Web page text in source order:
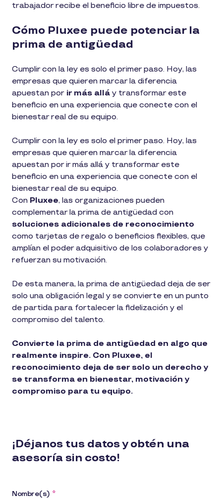
trabajador recibe el beneficio libre de impuestos.
Cómo Pluxee puede potenciar la
prima de antigüedad
Cumplir con la ley es solo el primer paso. Hoy, las
empresas que quieren marcar la diferencia
apuestan por ir más allá y transformar este
beneficio en una experiencia que conecte con el
bienestar real de su equipo.
Cumplir con la ley es solo el primer paso. Hoy, las
empresas que quieren marcar la diferencia
apuestan por ir más allá y transformar este
beneficio en una experiencia que conecte con el
bienestar real de su equipo.
Con Pluxee, las organizaciones pueden
complementar la prima de antigüedad con
soluciones adicionales de reconocimiento
como tarjetas de regalo o beneficios flexibles, que
amplían el poder adquisitivo de los colaboradores y
refuerzan su motivación.
De esta manera, la prima de antigüedad deja de ser
solo una obligación legal y se convierte en un punto
de partida para fortalecer la fidelización y el
compromiso del talento.
Convierte la prima de antigüedad en algo que
realmente inspire. Con Pluxee, el
reconocimiento deja de ser solo un derecho y
se transforma en bienestar, motivación y
compromiso para tu equipo.
¡Déjanos tus datos y obtén una
asesoría sin costo!
Nombre(s) *